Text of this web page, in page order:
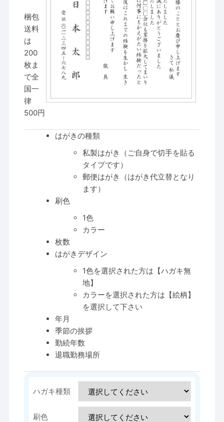
梱包
送料
は
200
枚ま
で全
国一
律
500円
はがきの種類
私製はがき（ご自身で切手を貼る
タイプです）
郵便はがき（はがき代立替となり
ます）
刷色
1色
カラー
枚数
はがきデザイン
1色を選択された方は【ハガキ無
地】
カラーを選択された方は【絵柄】
を選択して下さい
年月
季節の挨拶
勤続年数
退職勤務場所
ハガキ種類
刷色